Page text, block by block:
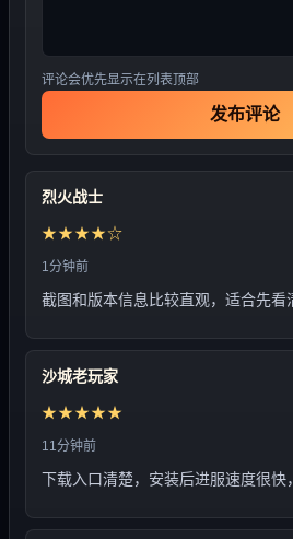
评论会优先显示在列表顶部
发布评论
烈火战士
★★★★☆
1分钟前
截图和版本信息比较直观，适合先看
沙城老玩家
★★★★★
11分钟前
下载入口清楚，安装后进服速度很快